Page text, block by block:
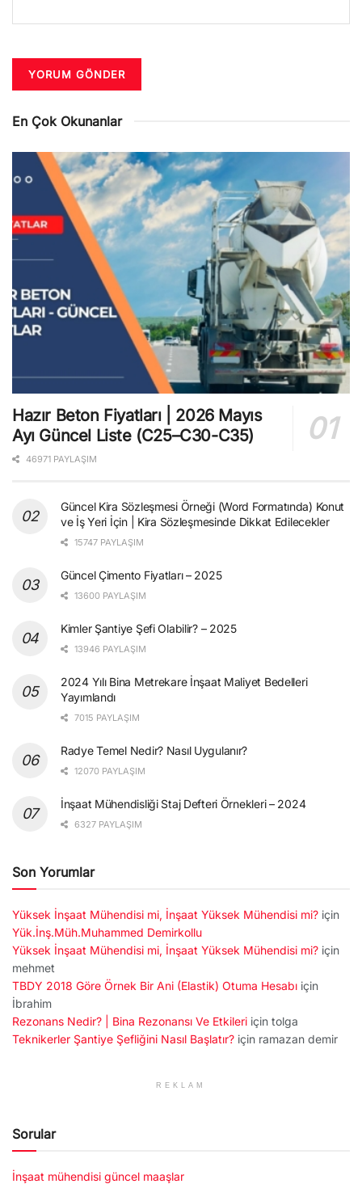
En Çok Okunanlar
Hazır Beton Fiyatları | 2026 Mayıs
Ayı Güncel Liste (C25–C30-C35)
46971 PAYLAŞIM
Güncel Kira Sözleşmesi Örneği (Word Formatında) Konut
ve İş Yeri İçin | Kira Sözleşmesinde Dikkat Edilecekler
15747 PAYLAŞIM
Güncel Çimento Fiyatları – 2025
13600 PAYLAŞIM
Kimler Şantiye Şefi Olabilir? – 2025
13946 PAYLAŞIM
2024 Yılı Bina Metrekare İnşaat Maliyet Bedelleri
Yayımlandı
7015 PAYLAŞIM
Radye Temel Nedir? Nasıl Uygulanır?
12070 PAYLAŞIM
İnşaat Mühendisliği Staj Defteri Örnekleri – 2024
6327 PAYLAŞIM
Son Yorumlar
Yüksek İnşaat Mühendisi mi, İnşaat Yüksek Mühendisi mi? için
Yük.İnş.Müh.Muhammed Demirkollu
Yüksek İnşaat Mühendisi mi, İnşaat Yüksek Mühendisi mi? için
mehmet
TBDY 2018 Göre Örnek Bir Ani (Elastik) Otuma Hesabı için
İbrahim
Rezonans Nedir? | Bina Rezonansı Ve Etkileri için tolga
Teknikerler Şantiye Şefliğini Nasıl Başlatır? için ramazan demir
REKLAM
Sorular
İnşaat mühendisi güncel maaşlar